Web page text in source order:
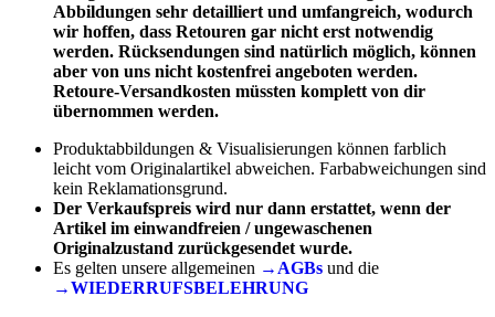
Abbildungen sehr detailliert und umfangreich, wodurch
wir hoffen, dass Retouren gar nicht erst notwendig
werden. Rücksendungen sind natürlich möglich, können
aber von uns nicht kostenfrei angeboten werden.
Retoure-Versandkosten müssten komplett von dir
übernommen werden.
Produktabbildungen & Visualisierungen können farblich
leicht vom Originalartikel abweichen. Farbabweichungen sind
kein Reklamationsgrund.
Der Verkaufspreis wird nur dann erstattet, wenn der
Artikel im einwandfreien / ungewaschenen
Originalzustand zurückgesendet wurde.
Es gelten unsere allgemeinen →AGBs und die
→WIEDERRUFSBELEHRUNG